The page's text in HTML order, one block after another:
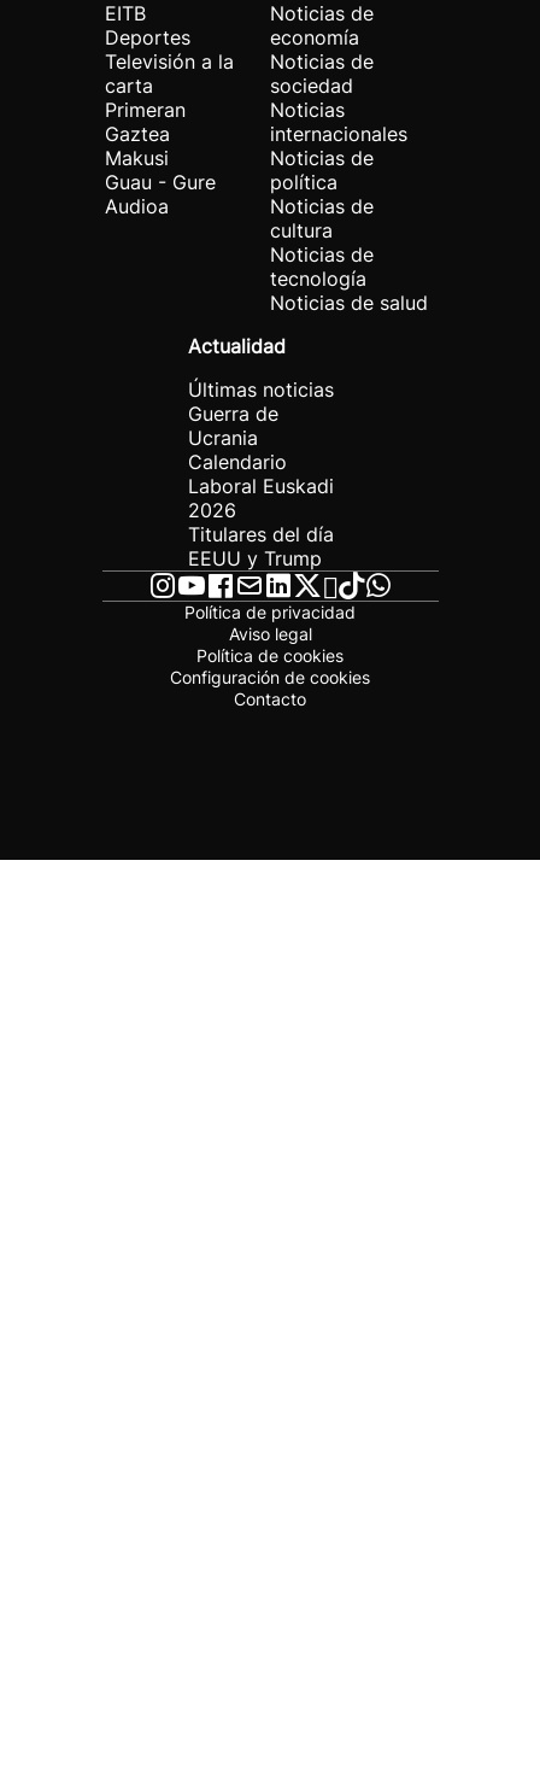
EITB
Deportes
Televisión a la
carta
Primeran
Gaztea
Makusi
Guau - Gure
Audioa
Noticias de
economía
Noticias de
sociedad
Noticias
internacionales
Noticias de
política
Noticias de
cultura
Noticias de
tecnología
Noticias de salud
Actualidad
Últimas noticias
Guerra de
Ucrania
Calendario
Laboral Euskadi
2026
Titulares del día
EEUU y Trump
Política de privacidad
Aviso legal
Política de cookies
Configuración de cookies
Contacto